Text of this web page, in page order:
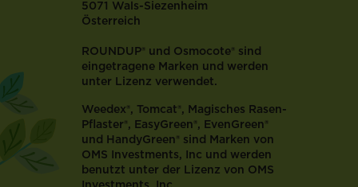
sich
über
deine
Pflanzen
und
her.
In
vielen
Fällen
5071 Wals-Siezenheim
Österreich
ROUNDUP® und Osmocote® sind
eingetragene Marken und werden
unter Lizenz verwendet.
Weedex®, Tomcat®, Magisches Rasen-
Pflaster®, EasyGreen®, EvenGreen®
und HandyGreen® sind Marken von
OMS Investments, Inc und werden
benutzt unter der Lizenz von OMS